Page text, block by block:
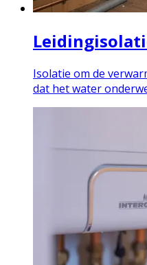
Isolatie om de
dat het water